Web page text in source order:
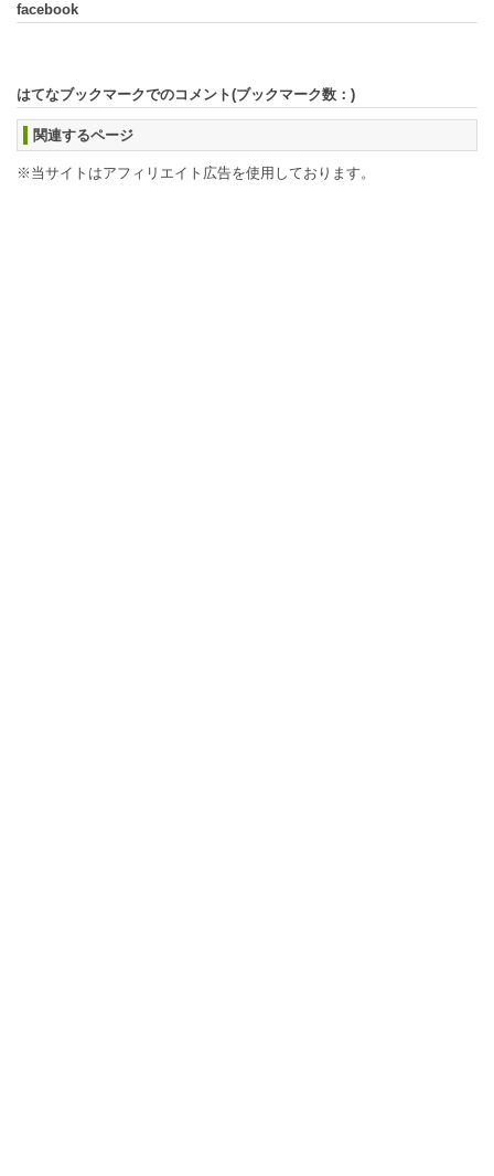
facebook
はてなブックマークでのコメント(ブックマーク数： )
関連するページ
※当サイトはアフィリエイト広告を使用しております。